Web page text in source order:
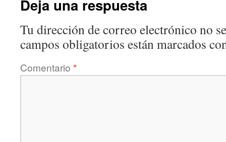
Deja una respuesta
Tu dirección de correo electrónico no
campos obligatorios están marcados
Comentario *